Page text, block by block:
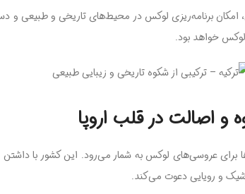
خواهد بود.
برای عروسی‌های لوکس به شمار می‌رود. این کشور با
و رویایی دعوت می‌کند.